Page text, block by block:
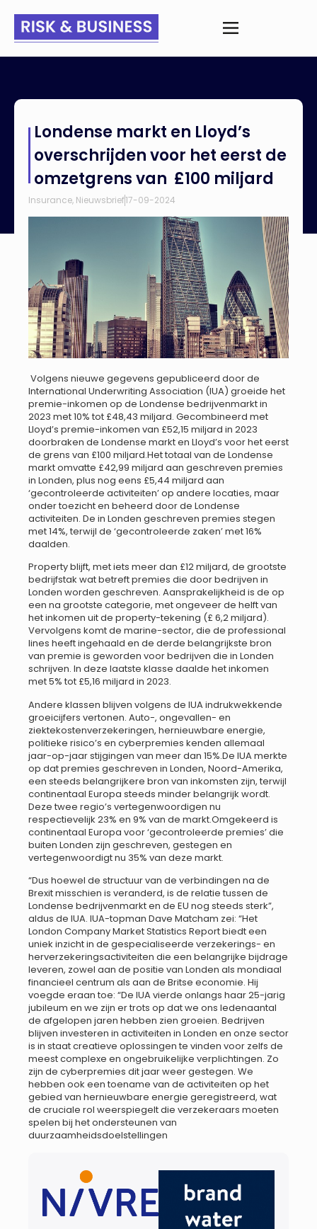
voor het eerst de omzetgrens van £100 miljard
Londense markt en Lloyd’s
overschrijden voor het eerst de
omzetgrens van £100 miljard
Insurance, Nieuwsbrief17-09-2024
Volgens nieuwe gegevens gepubliceerd door de
International Underwriting Association (IUA) groeide het
premie-inkomen op de Londense bedrijvenmarkt in
2023 met 10% tot £48,43 miljard. Gecombineerd met
Lloyd’s premie-inkomen van £52,15 miljard in 2023
doorbraken de Londense markt en Lloyd’s voor het eerst
de grens van £100 miljard.Het totaal van de Londense
markt omvatte £42,99 miljard aan geschreven premies
in Londen, plus nog eens £5,44 miljard aan
‘gecontroleerde activiteiten’ op andere locaties, maar
onder toezicht en beheerd door de Londense
activiteiten. De in Londen geschreven premies stegen
met 14%, terwijl de ‘gecontroleerde zaken’ met 16%
daalden.
Property blijft, met iets meer dan £12 miljard, de grootste
bedrijfstak wat betreft premies die door bedrijven in
Londen worden geschreven. Aansprakelijkheid is de op
een na grootste categorie, met ongeveer de helft van
het inkomen uit de property-tekening (£ 6,2 miljard).
Vervolgens komt de marine-sector, die de professional
lines heeft ingehaald en de derde belangrijkste bron
van premie is geworden voor bedrijven die in Londen
schrijven. In deze laatste klasse daalde het inkomen
met 5% tot £5,16 miljard in 2023.
Andere klassen blijven volgens de IUA indrukwekkende
groeicijfers vertonen. Auto-, ongevallen- en
ziektekostenverzekeringen, hernieuwbare energie,
politieke risico’s en cyberpremies kenden allemaal
jaar-op-jaar stijgingen van meer dan 15%.De IUA merkte
op dat premies geschreven in Londen, Noord-Amerika,
een steeds belangrijkere bron van inkomsten zijn, terwijl
continentaal Europa steeds minder belangrijk wordt.
Deze twee regio’s vertegenwoordigen nu
respectievelijk 23% en 9% van de markt.Omgekeerd is
continentaal Europa voor ‘gecontroleerde premies’ die
buiten Londen zijn geschreven, gestegen en
vertegenwoordigt nu 35% van deze markt.
“Dus hoewel de structuur van de verbindingen na de
Brexit misschien is veranderd, is de relatie tussen de
Londense bedrijvenmarkt en de EU nog steeds sterk”,
aldus de IUA. IUA-topman Dave Matcham zei: “Het
London Company Market Statistics Report biedt een
uniek inzicht in de gespecialiseerde verzekerings- en
herverzekeringsactiviteiten die een belangrijke bijdrage
leveren, zowel aan de positie van Londen als mondiaal
financieel centrum als aan de Britse economie. Hij
voegde eraan toe: “De IUA vierde onlangs haar 25-jarig
jubileum en we zijn er trots op dat we ons ledenaantal
de afgelopen jaren hebben zien groeien. Bedrijven
blijven investeren in activiteiten in Londen en onze sector
is in staat creatieve oplossingen te vinden voor zelfs de
meest complexe en ongebruikelijke verplichtingen. Zo
zijn de cyberpremies dit jaar weer gestegen. We
hebben ook een toename van de activiteiten op het
gebied van hernieuwbare energie geregistreerd, wat
de cruciale rol weerspiegelt die verzekeraars moeten
spelen bij het ondersteunen van
duurzaamheidsdoelstellingen